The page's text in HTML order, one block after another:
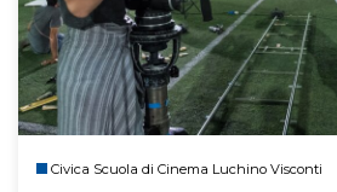
Civica Scuola di Cinema Luchino Visconti